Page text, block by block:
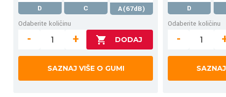
D C
A(67dB)
Odaberite količinu
- +
SAZNAJ VIŠE O GUMI
D
Odaberite količinu
-